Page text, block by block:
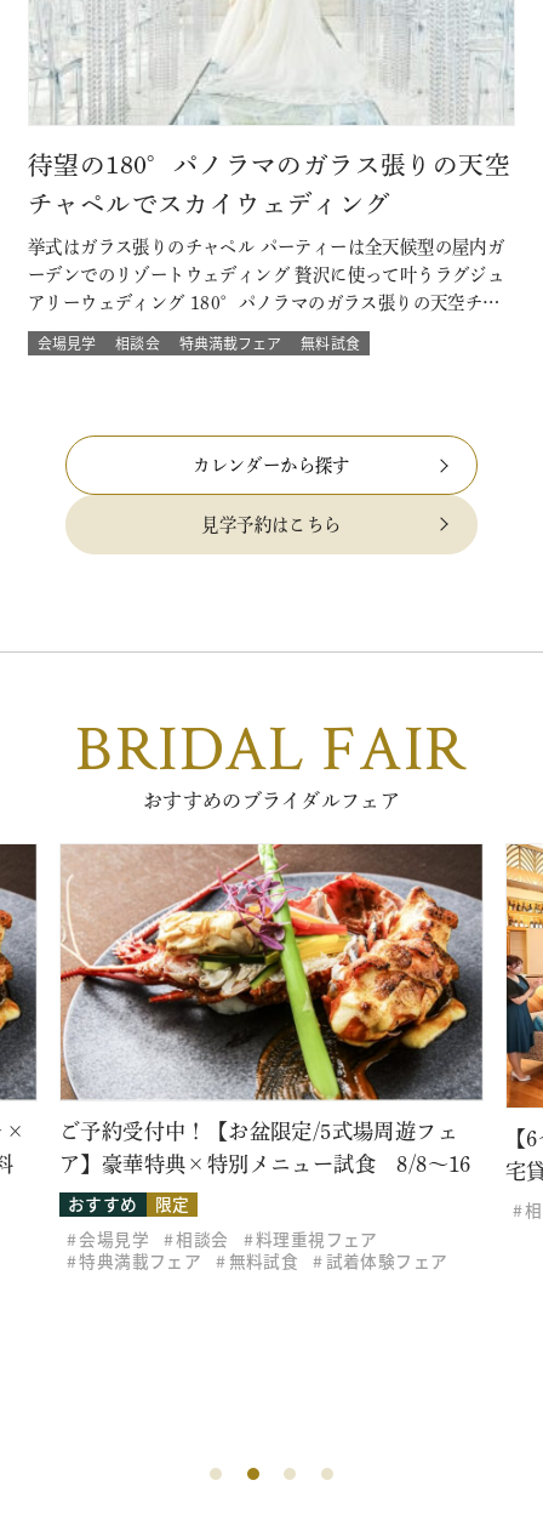
待望の180°パノラマのガラス張りの天空
チャペルでスカイウェディング
挙式はガラス張りのチャペル パーティーは全天候型の屋内ガ
ーデンでのリゾートウェディング 贅沢に使って叶うラグジュ
アリーウェディング 180°パノラマのガラス張りの天空チャ
ペルでは 流れる雲や透き通る青空に包まれ まるで空の上で
挙げる結婚式 組数限定！でご提供！ このフェアに含まれるコ
会場見学 相談会 特典満載フェア 無料試食
カレンダーから探す
見学予約はこちら
BRIDAL FAIR
おすすめのブライダルフェア
×
ご予約受付中！【お盆限定/5式場周遊フェ
ア】豪華特典×特別メニュー試食 8/8～16
おすすめ
限定
会場見学
相談会
料理重視フェア
特典満載フェア
無料試食 試着体験フェア
【
宅